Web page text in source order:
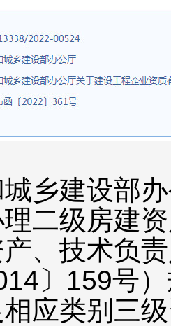
乡建设部
二级房建
、技术负
〕159号
应类别三